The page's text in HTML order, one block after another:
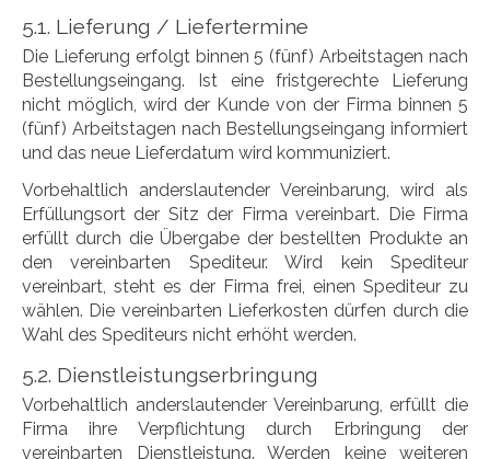
5.1. Lieferung / Liefertermine
Die Lieferung erfolgt binnen 5 (fünf) Arbeitstagen nach
Bestellungseingang. Ist eine fristgerechte Lieferung
nicht möglich, wird der Kunde von der Firma binnen 5
(fünf) Arbeitstagen nach Bestellungseingang informiert
und das neue Lieferdatum wird kommuniziert.
Vorbehaltlich anderslautender Vereinbarung, wird als
Erfüllungsort der Sitz der Firma vereinbart. Die Firma
erfüllt durch die Übergabe der bestellten Produkte an
den vereinbarten Spediteur. Wird kein Spediteur
vereinbart, steht es der Firma frei, einen Spediteur zu
wählen. Die vereinbarten Lieferkosten dürfen durch die
Wahl des Spediteurs nicht erhöht werden.
5.2. Dienstleistungserbringung
Vorbehaltlich anderslautender Vereinbarung, erfüllt die
Firma ihre Verpflichtung durch Erbringung der
vereinbarten Dienstleistung. Werden keine weiteren